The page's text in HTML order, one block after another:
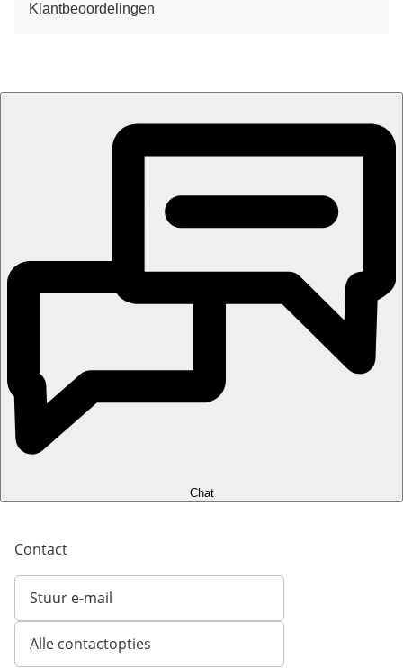
Klantbeoordelingen
Chat
Contact
Stuur e-mail
Opent e-mailclient
Alle contactopties